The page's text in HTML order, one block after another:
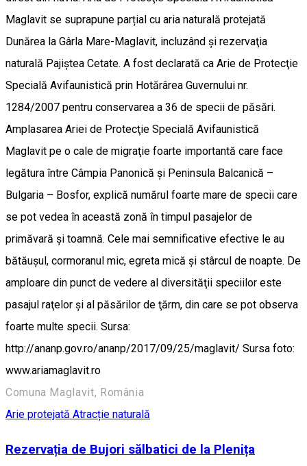
Maglavit se suprapune parțial cu aria naturală protejată
Dunărea la Gârla Mare-Maglavit, incluzând şi rezervaţia
naturală Pajiştea Cetate. A fost declarată ca Arie de Protecţie
Specială Avifaunistică prin Hotărârea Guvernului nr.
1284/2007 pentru conservarea a 36 de specii de păsări.
Amplasarea Ariei de Protecţie Specială Avifaunistică
Maglavit pe o cale de migraţie foarte importantă care face
legătura între Câmpia Panonică şi Peninsula Balcanică –
Bulgaria – Bosfor, explică numărul foarte mare de specii care
se pot vedea în această zonă în timpul pasajelor de
primăvară şi toamnă. Cele mai semnificative efective le au
bătăuşul, cormoranul mic, egreta mică şi stârcul de noapte. De
amploare din punct de vedere al diversităţii speciilor este
pasajul raţelor şi al păsărilor de ţărm, din care se pot observa
foarte multe specii. Sursa:
http://ananp.gov.ro/ananp/2017/09/25/maglavit/ Sursa foto:
www.ariamaglavit.ro
Comuna Maglavit, România
Arie protejată Atracție naturală
Rezervația de Bujori sălbatici de la Plenița